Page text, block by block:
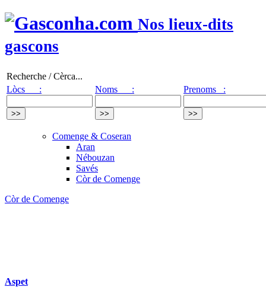
Nos lieux-dits
gascons
Recherche / Cèrca...
Lòcs :
Noms : Prenoms :
Comenge & Coseran
Aran
Nébouzan
Savés
Còr de Comenge
Còr de Comenge
Aspet